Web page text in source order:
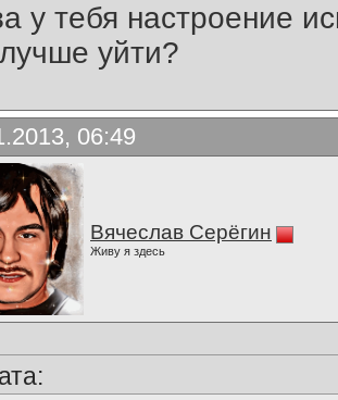
у тебя настроение
уйти?
06:49
Вячеслав Серёгин
Живу я здесь